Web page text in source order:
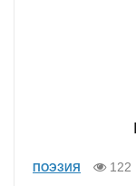
ПОЭЗИЯ
122